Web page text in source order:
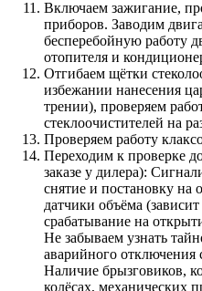
Включаем зажигание,
приборов. Заводим
бесперебойную работу
отопителя и
Отгибаем щётки
избежании нанесения
трении), проверяем
стеклоочистителей на
Проверяем работу
Переходим к проверке
заказе у дилера):
снятие и постановку на
датчики объёма
срабатывание на
Не забываем узнать
аварийного отключения
Наличие брызговиков,
колёсах, механических